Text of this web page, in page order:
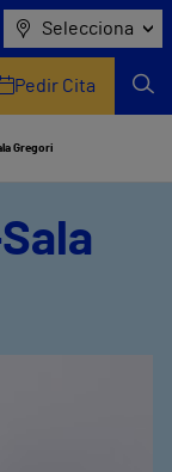
Selecciona
Pedir Cita
Gregori